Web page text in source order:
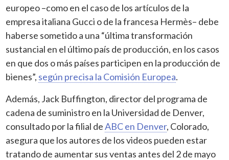
europeo –como en el caso de los artículos de la
empresa italiana Gucci o de la francesa Hermès– debe
haberse sometido a una “última transformación
sustancial en el último país de producción, en los casos
en que dos o más países participen en la producción de
bienes”, según precisa la Comisión Europea.
Además, Jack Buffington, director del programa de
cadena de suministro en la Universidad de Denver,
consultado por la filial deABC en Denver, Colorado,
asegura que los autores de los videos pueden estar
tratando de aumentar sus ventas antes del 2 de mayo